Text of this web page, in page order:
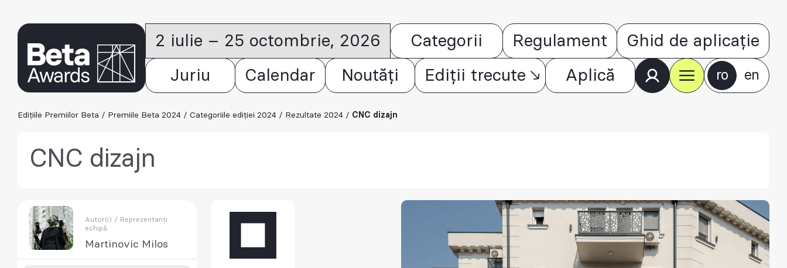
2 iulie – 25 octombrie, 2026 Categorii Regulament Ghid de aplicație
Juriu Calendar Noutăți Ediții trecute Aplică ro en
Edițiile Premiilor Beta / Premiile Beta 2024 / Categoriile ediției 2024 / Rezultate 2024 / CNC dizajn
CNC dizajn
Autor(i) / Reprezentanți
echipă
Martinovic Milos